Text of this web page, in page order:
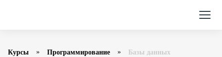
Курсы Программирование Базы данных